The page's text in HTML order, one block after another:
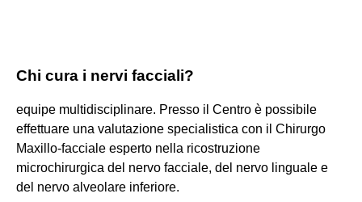
Chi cura i nervi facciali?
equipe multidisciplinare. Presso il Centro è possibile
effettuare una valutazione specialistica con il Chirurgo
Maxillo-facciale esperto nella ricostruzione
microchirurgica del nervo facciale, del nervo linguale e
del nervo alveolare inferiore.